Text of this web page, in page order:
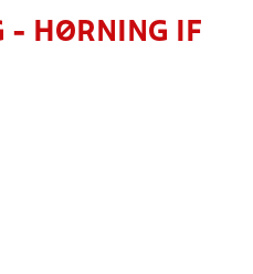
- HØRNING IF